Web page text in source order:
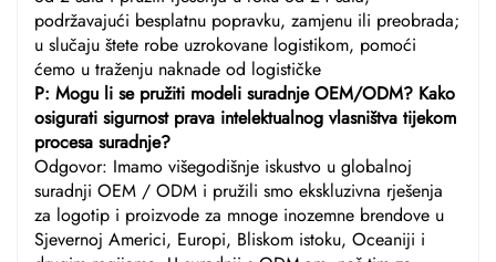
podržavajući besplatnu popravku, zamjenu ili preobrada;
u slučaju štete robe uzrokovane logistikom, pomoći
ćemo u traženju naknade od logističke
P: Mogu li se pružiti modeli suradnje OEM/ODM? Kako
osigurati sigurnost prava intelektualnog vlasništva tijekom
procesa suradnje?
Odgovor: Imamo višegodišnje iskustvo u globalnoj
suradnji OEM / ODM i pružili smo ekskluzivna rješenja
za logotip i proizvode za mnoge inozemne brendove u
Sjevernoj Americi, Europi, Bliskom istoku, Oceaniji i